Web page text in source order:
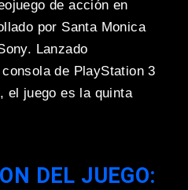
de acción en
por Santa Monica
Lanzado
de PlayStation 3
el juego es la quinta
DEL JUEGO: